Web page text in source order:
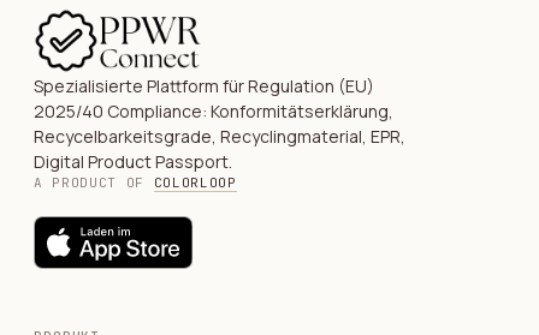
Spezialisierte Plattform für Regulation (EU)
2025/40 Compliance: Konformitätserklärung,
Recycelbarkeitsgrade, Recyclingmaterial, EPR,
Digital Product Passport.
A PRODUCT OF COLORLOOP